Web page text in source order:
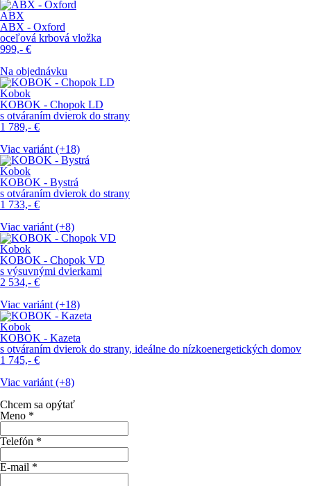
ABX
ABX - Oxford
oceľová krbová vložka
999,- €
Na objednávku
Kobok
KOBOK - Chopok LD
s otváraním dvierok do strany
1 789,- €
Viac variánt (+18)
Kobok
KOBOK - Bystrá
s otváraním dvierok do strany
1 733,- €
Viac variánt (+8)
Kobok
KOBOK - Chopok VD
s výsuvnými dvierkami
2 534,- €
Viac variánt (+18)
Kobok
KOBOK - Kazeta
s otváraním dvierok do strany, ideálne do nízkoenergetických domov
1 745,- €
Viac variánt (+8)
Chcem sa opýtať
Meno *
Telefón *
E-mail *